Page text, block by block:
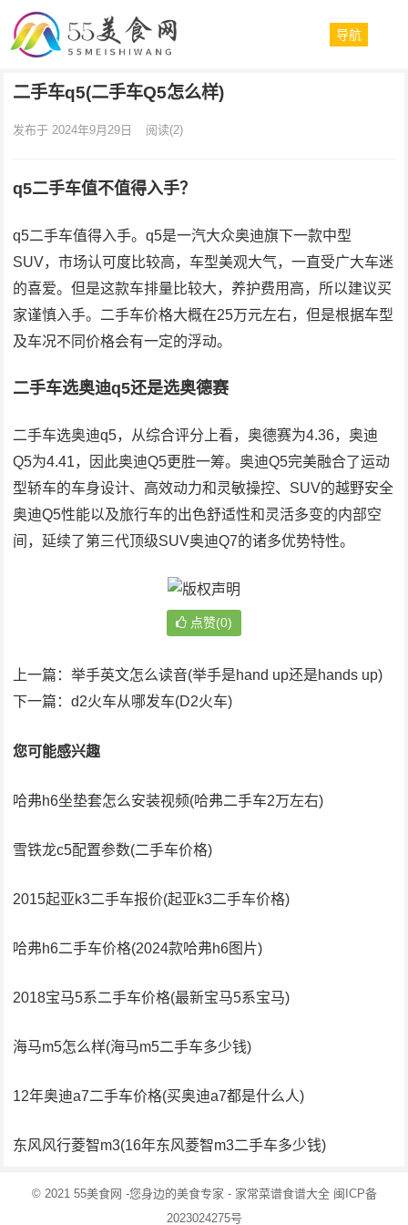
导航
二手车q5(二手车Q5怎么样)
发布于 2024年9月29日 阅读(2)
q5二手车值不值得入手？
q5二手车值得入手。q5是一汽大众奥迪旗下一款中型
SUV，市场认可度比较高，车型美观大气，一直受广大车迷
的喜爱。但是这款车排量比较大，养护费用高，所以建议买
家谨慎入手。二手车价格大概在25万元左右，但是根据车型
及车况不同价格会有一定的浮动。
二手车选奥迪q5还是选奥德赛
二手车选奥迪q5，从综合评分上看，奥德赛为4.36，奥迪
Q5为4.41，因此奥迪Q5更胜一筹。奥迪Q5完美融合了运动
型轿车的车身设计、高效动力和灵敏操控、SUV的越野安全
奥迪Q5性能以及旅行车的出色舒适性和灵活多变的内部空
间，延续了第三代顶级SUV奥迪Q7的诸多优势特性。
点赞(0)
上一篇：举手英文怎么读音(举手是hand up还是hands up)
下一篇：d2火车从哪发车(D2火车)
您可能感兴趣
哈弗h6坐垫套怎么安装视频(哈弗二手车2万左右)
雪铁龙c5配置参数(二手车价格)
2015起亚k3二手车报价(起亚k3二手车价格)
哈弗h6二手车价格(2024款哈弗h6图片)
2018宝马5系二手车价格(最新宝马5系宝马)
海马m5怎么样(海马m5二手车多少钱)
12年奥迪a7二手车价格(买奥迪a7都是什么人)
东风风行菱智m3(16年东风菱智m3二手车多少钱)
© 2021 55美食网 -您身边的美食专家 - 家常菜谱食谱大全 闽ICP备
2023024275号